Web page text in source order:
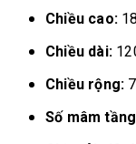
Chiều cao:
Chiều dài:
Chiều rộng:
Số mâm